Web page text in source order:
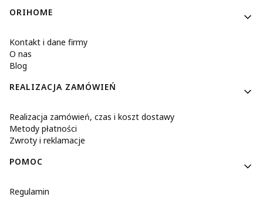
ORIHOME
Kontakt i dane firmy
O nas
Blog
REALIZACJA ZAMÓWIEŃ
Realizacja zamówień, czas i koszt dostawy
Metody płatności
Zwroty i reklamacje
POMOC
Regulamin